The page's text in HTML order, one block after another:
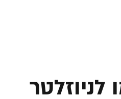
לניוזלטר